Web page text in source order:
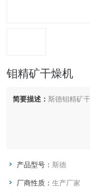
钼精矿干燥机
简要描述：斯德钼精矿
产品型号：斯德
厂商性质：生产厂家